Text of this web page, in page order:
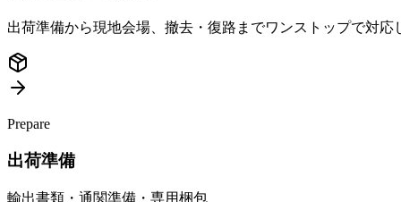
出荷準備から現地会場、撤去・復路までワンストップで対応
Prepare
出荷準備
輸出書類・通関準備・専用梱包